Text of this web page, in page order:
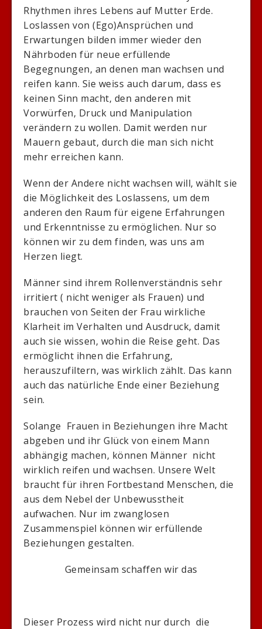
Rhythmen ihres Lebens auf Mutter Erde.
Loslassen von (Ego)Ansprüchen und
Erwartungen bilden immer wieder den
Nährboden für neue erfüllende
Begegnungen, an denen man wachsen und
reifen kann. Sie weiss auch darum, dass es
keinen Sinn macht, den anderen mit
Vorwürfen, Druck und Manipulation
verändern zu wollen. Damit werden nur
Mauern gebaut, durch die man sich nicht
mehr erreichen kann.
Wenn der Andere nicht wachsen will, wählt sie
die Möglichkeit des Loslassens, um dem
anderen den Raum für eigene Erfahrungen
und Erkenntnisse zu ermöglichen. Nur so
können wir zu dem finden, was uns am
Herzen liegt.
Männer sind ihrem Rollenverständnis sehr
irritiert ( nicht weniger als Frauen) und
brauchen von Seiten der Frau wirkliche
Klarheit im Verhalten und Ausdruck, damit
auch sie wissen, wohin die Reise geht. Das
ermöglicht ihnen die Erfahrung,
herauszufiltern, was wirklich zählt. Das kann
auch das natürliche Ende einer Beziehung
sein.
Solange Frauen in Beziehungen ihre Macht
abgeben und ihr Glück von einem Mann
abhängig machen, können Männer nicht
wirklich reifen und wachsen. Unsere Welt
braucht für ihren Fortbestand Menschen, die
aus dem Nebel der Unbewusstheit
aufwachen. Nur im zwanglosen
Zusammenspiel können wir erfüllende
Beziehungen gestalten.
Gemeinsam schaffen wir das
Dieser Prozess wird nicht nur durch die